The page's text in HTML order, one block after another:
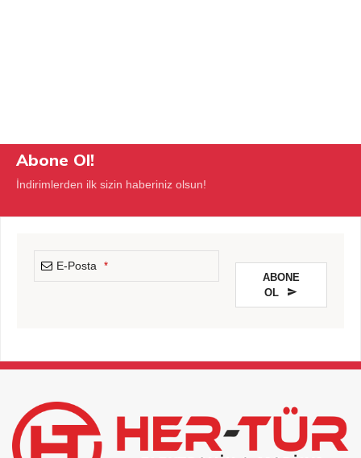
Abone Ol!
İndirimlerden ilk sizin haberiniz olsun!
E-Posta *
ABONE
OL
field
left
blank